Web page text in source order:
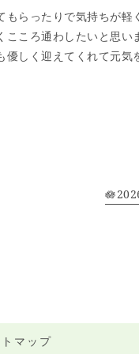
もらったりで気持ちが軽
こころ通わしたいと思い
しく迎えてくれて元気
マップ